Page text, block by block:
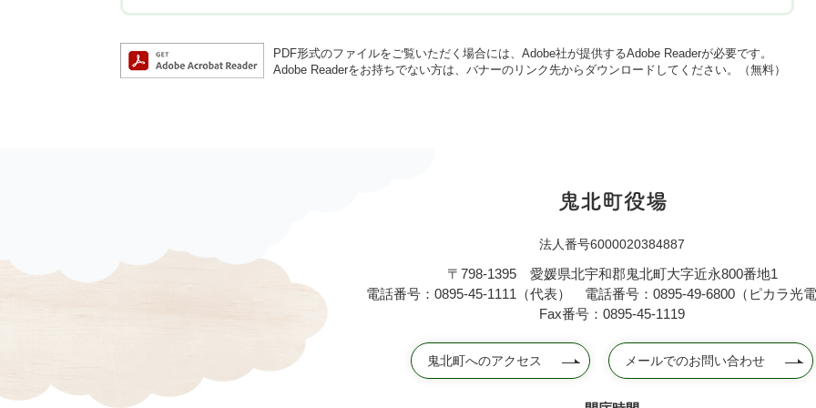
PDF形式のファイルをご覧いただく場合には、Adobe社が提供するAdobe Readerが必要です。
Adobe Readerをお持ちでない方は、バナーのリンク先からダウンロードしてください。（無料）
法人番号6000020384887
〒798-1395 愛媛県北宇和郡鬼北町大字近永800番地1
電話番号：0895-45-1111（代表） 電話番号：0895-49-6800（ピカラ
Fax番号：0895-45-1119
鬼北町へのアクセス メールでのお問い合わせ